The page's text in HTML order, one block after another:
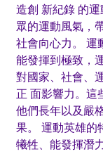
造創 新紀錄 的
眾的運動風氣，
社會向心力。 運
能發揮到極致，
對國家、社會、
正 面影響力。這
他們長年以及嚴
果。 運動英雄的
犧牲、能發揮潛